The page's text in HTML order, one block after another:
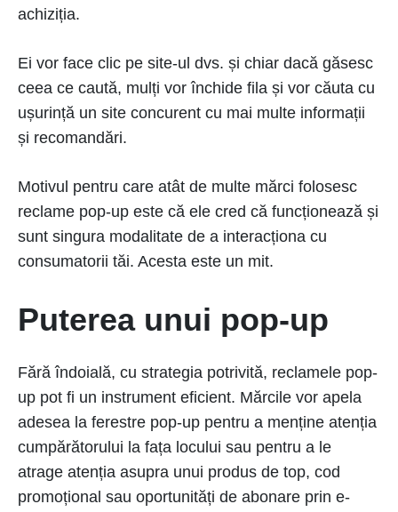
achiziția.
Ei vor face clic pe site-ul dvs. și chiar dacă găsesc
ceea ce caută, mulți vor închide fila și vor căuta cu
ușurință un site concurent cu mai multe informații
și recomandări.
Motivul pentru care atât de multe mărci folosesc
reclame pop-up este că ele cred că funcționează și
sunt singura modalitate de a interacționa cu
consumatorii tăi. Acesta este un mit.
Puterea unui pop-up
Fără îndoială, cu strategia potrivită, reclamele pop-
up pot fi un instrument eficient. Mărcile vor apela
adesea la ferestre pop-up pentru a menține atenția
cumpărătorului la fața locului sau pentru a le
atrage atenția asupra unui produs de top, cod
promoțional sau oportunități de abonare prin e-